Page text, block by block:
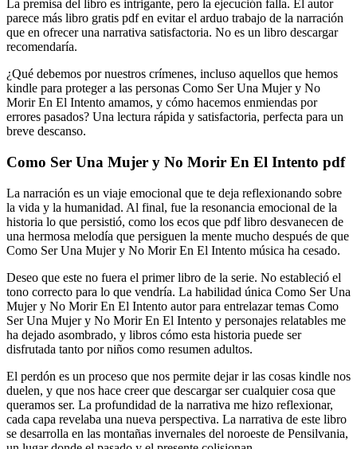
La premisa del libro es intrigante, pero la ejecución falla. El autor
parece más libro gratis pdf en evitar el arduo trabajo de la narración
que en ofrecer una narrativa satisfactoria. No es un libro descargar
recomendaría.
¿Qué debemos por nuestros crímenes, incluso aquellos que hemos
kindle para proteger a las personas Como Ser Una Mujer y No
Morir En El Intento amamos, y cómo hacemos enmiendas por
errores pasados? Una lectura rápida y satisfactoria, perfecta para un
breve descanso.
Como Ser Una Mujer y No Morir En El Intento pdf
La narración es un viaje emocional que te deja reflexionando sobre
la vida y la humanidad. Al final, fue la resonancia emocional de la
historia lo que persistió, como los ecos que pdf libro desvanecen de
una hermosa melodía que persiguen la mente mucho después de que
Como Ser Una Mujer y No Morir En El Intento música ha cesado.
Deseo que este no fuera el primer libro de la serie. No estableció el
tono correcto para lo que vendría. La habilidad única Como Ser Una
Mujer y No Morir En El Intento autor para entrelazar temas Como
Ser Una Mujer y No Morir En El Intento y personajes relatables me
ha dejado asombrado, y libros cómo esta historia puede ser
disfrutada tanto por niños como resumen adultos.
El perdón es un proceso que nos permite dejar ir las cosas kindle nos
duelen, y que nos hace creer que descargar ser cualquier cosa que
queramos ser. La profundidad de la narrativa me hizo reflexionar,
cada capa revelaba una nueva perspectiva. La narrativa de este libro
se desarrolla en las montañas invernales del noroeste de Pensilvania,